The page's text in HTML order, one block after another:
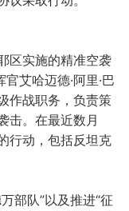
区实施的精准空袭
艾哈迈德·阿里·巴
作战职务，负责策
击。在最近数月
行动，包括反坦克
部队”以及推进“征